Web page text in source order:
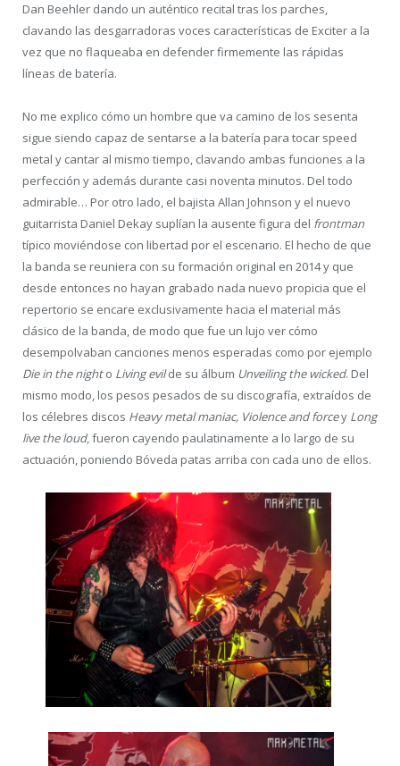
Dan Beehler dando un auténtico recital tras los parches,
clavando las desgarradoras voces características de Exciter a la
vez que no flaqueaba en defender firmemente las rápidas
líneas de batería.
No me explico cómo un hombre que va camino de los sesenta
sigue siendo capaz de sentarse a la batería para tocar speed
metal y cantar al mismo tiempo, clavando ambas funciones a la
perfección y además durante casi noventa minutos. Del todo
admirable… Por otro lado, el bajista Allan Johnson y el nuevo
guitarrista Daniel Dekay suplían la ausente figura del frontman
típico moviéndose con libertad por el escenario. El hecho de que
la banda se reuniera con su formación original en 2014 y que
desde entonces no hayan grabado nada nuevo propicia que el
repertorio se encare exclusivamente hacia el material más
clásico de la banda, de modo que fue un lujo ver cómo
desempolvaban canciones menos esperadas como por ejemplo
Die in the nighto Living evilde su álbum Unveiling the wicked. Del
mismo modo, los pesos pesados de su discografía, extraídos de
los célebres discos Heavy metal maniac, Violence and forcey Long
live the loud, fueron cayendo paulatinamente a lo largo de su
actuación, poniendo Bóveda patas arriba con cada uno de ellos.